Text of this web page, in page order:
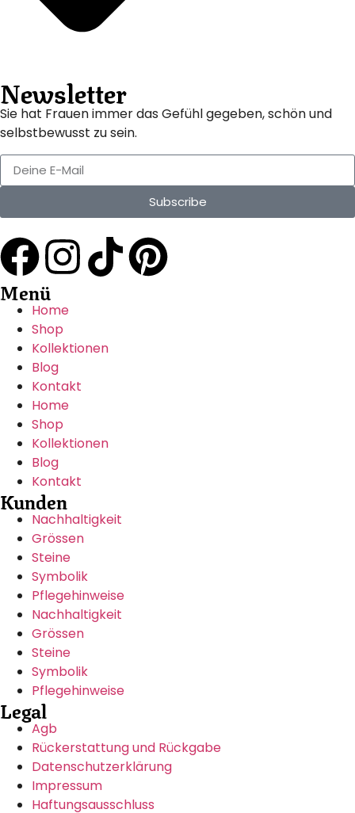
Newsletter
Sie hat Frauen immer das Gefühl gegeben, schön und
selbstbewusst zu sein.
Subscribe
Menü
Home
Shop
Kollektionen
Blog
Kontakt
Home
Shop
Kollektionen
Blog
Kontakt
Kunden
Nachhaltigkeit
Grössen
Steine
Symbolik
Pflegehinweise
Nachhaltigkeit
Grössen
Steine
Symbolik
Pflegehinweise
Legal
Agb
Rückerstattung und Rückgabe
Datenschutzerklärung
Impressum
Haftungsausschluss